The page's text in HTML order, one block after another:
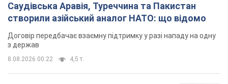
Саудівська Аравія, Туреччина та Пакистан
створили азійський аналог НАТО: що відомо
Договір передбачає взаємну підтримку у разі нападу на одну
з держав
8.08.2026 00:22 4,5 т.